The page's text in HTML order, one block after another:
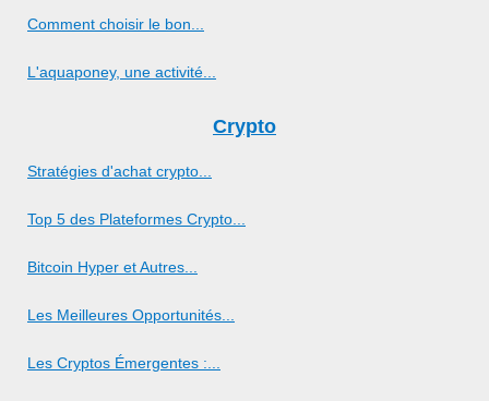
Comment choisir le bon...
L'aquaponey, une activité...
Crypto
Stratégies d'achat crypto...
Top 5 des Plateformes Crypto...
Bitcoin Hyper et Autres...
Les Meilleures Opportunités...
Les Cryptos Émergentes :...